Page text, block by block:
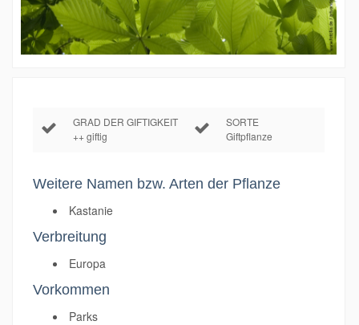
GRAD DER GIFTIGKEIT
++ giftig
SORTE
Giftpflanze
Weitere Namen bzw. Arten der Pflanze
Kastanie
Verbreitung
Europa
Vorkommen
Parks